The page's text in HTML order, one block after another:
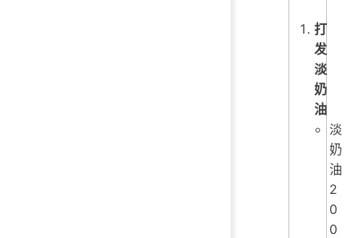
打
发
淡
奶
油
淡
奶
油
2
0
0